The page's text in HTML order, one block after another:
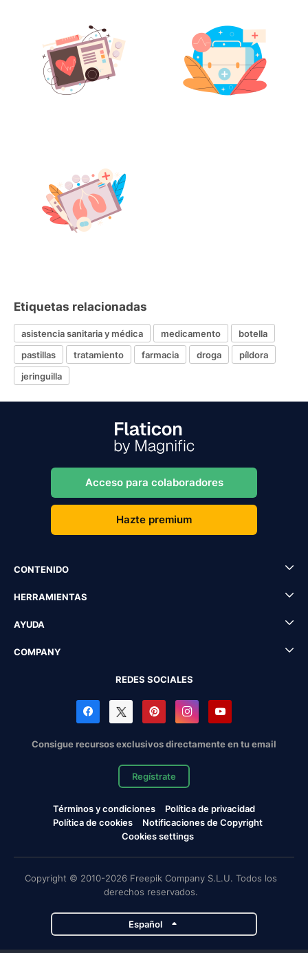
Etiquetas relacionadas
asistencia sanitaria y médica medicamento
botella
pastillas
tratamiento farmacia droga
píldora
jeringuilla
Acceso para colaboradores
Hazte premium
CONTENIDO
HERRAMIENTAS
AYUDA
COMPANY
REDES SOCIALES
Consigue recursos exclusivos directamente en tu email
Regístrate
Términos y condiciones
Política de privacidad
Política de cookies
Notificaciones de Copyright
Cookies settings
Copyright © 2010-2026 Freepik Company S.L.U. Todos los
derechos reservados.
Español